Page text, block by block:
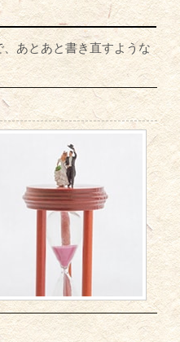
あとあと書き直すような